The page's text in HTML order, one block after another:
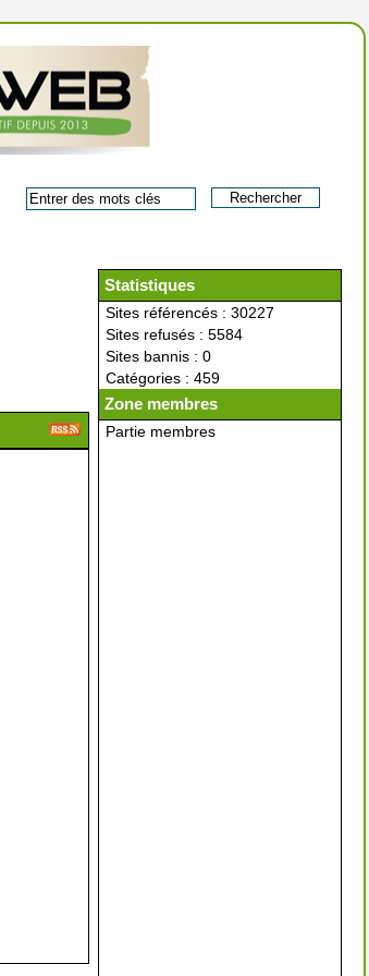
Statistiques
Sites référencés : 30227
Sites refusés : 5584
Sites bannis : 0
Catégories : 459
Zone membres
Partie membres